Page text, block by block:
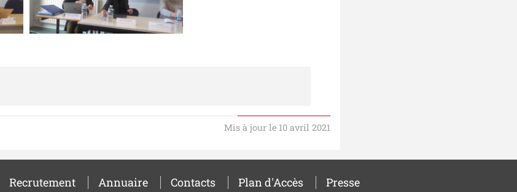
Mis à jour le 10 avril 2021
Recrutement Annuaire Contacts Plan d'Accès Presse